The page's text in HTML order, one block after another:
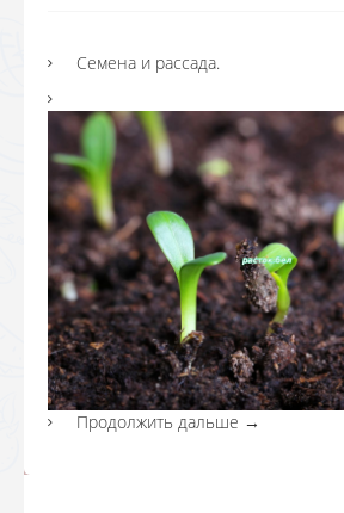
Семена и рассада.
Продолжить дальше →